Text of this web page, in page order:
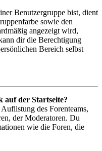
Benutzergruppe bist, dient
sowie den
angezeigt wird,
dir die Berechtigung
Bereich selbst
auf der Startseite?
des Forenteams,
der Moderatoren. Du
wie die Foren, die